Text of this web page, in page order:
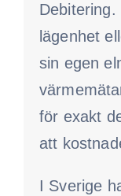
lägenhet
sin egen
för exakt
att
I Sverige